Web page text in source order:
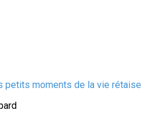
petits moments de la vie rétaise